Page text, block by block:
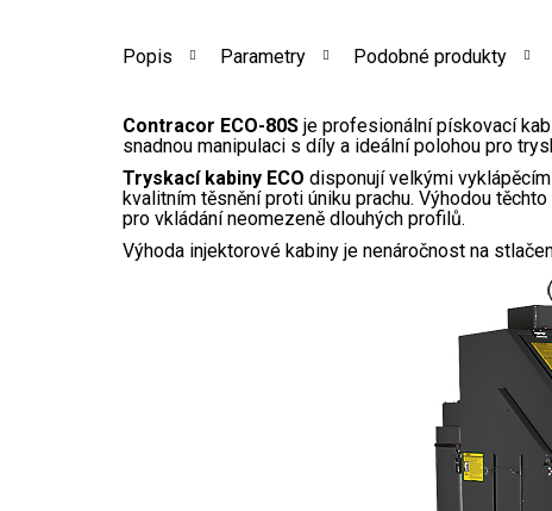
Popis Parametry Podobné produkty
Contracor ECO-80S je profesionální pískovací
snadnou manipulaci s díly a ideální polohou pro
Tryskací kabiny ECO disponují velkými
kvalitním těsnění proti úniku prachu. Výhodou
pro vkládání neomezeně dlouhých profilů.
Výhoda injektorové kabiny je nenáročnost na